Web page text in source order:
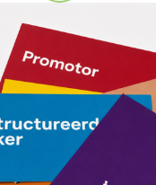
PCM
Leiderschapsmanual
+
werkboek